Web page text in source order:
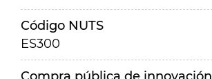
Código NUTS
ES300